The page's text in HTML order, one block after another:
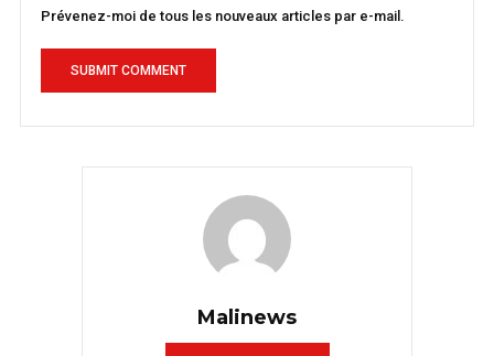
Prévenez-moi de tous les nouveaux articles par e-mail.
Malinews